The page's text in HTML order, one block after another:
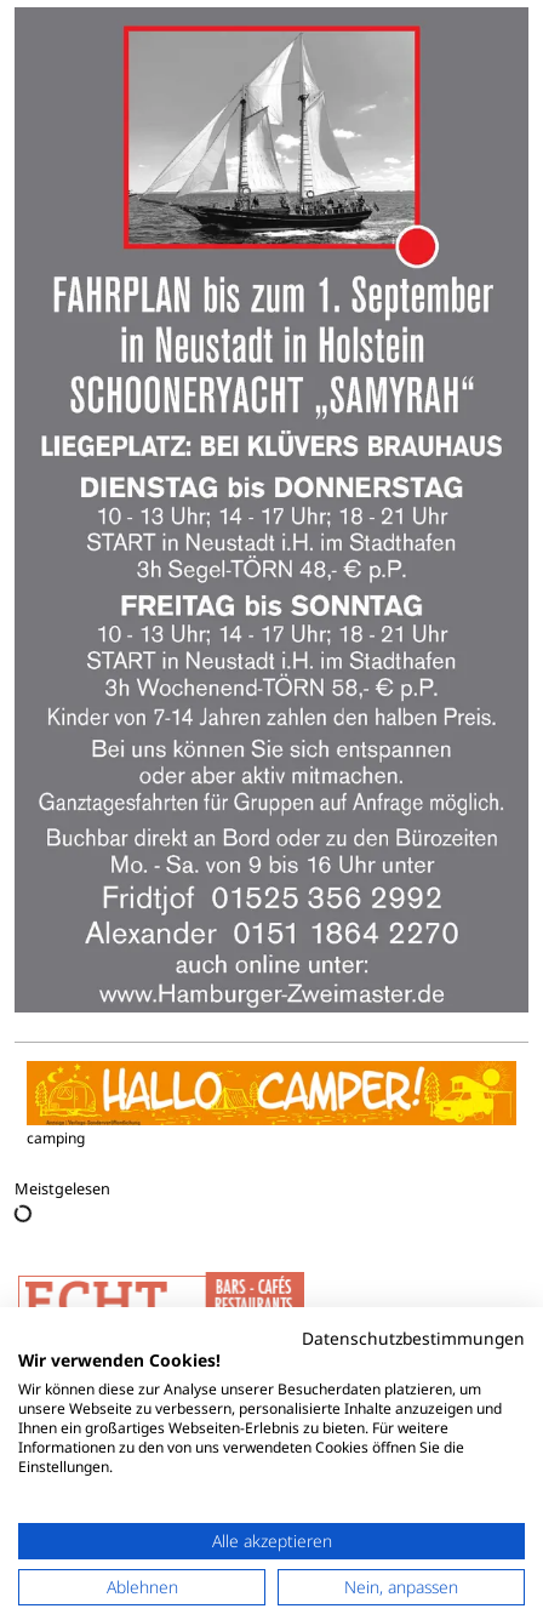
camping
Meistgelesen
Datenschutzbestimmungen
Wir verwenden Cookies!
Wir können diese zur Analyse unserer Besucherdaten platzieren, um
unsere Webseite zu verbessern, personalisierte Inhalte anzuzeigen und
Ihnen ein großartiges Webseiten-Erlebnis zu bieten. Für weitere
Informationen zu den von uns verwendeten Cookies öffnen Sie die
Einstellungen.
Alle akzeptieren
Ablehnen
Nein, anpassen